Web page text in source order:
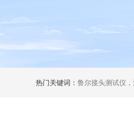
热门关键词： 鲁尔接头测试仪，注射针测